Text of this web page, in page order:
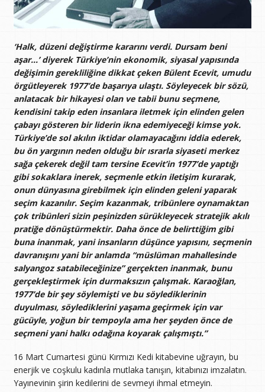
‘Halk, düzeni değiştirme kararını verdi. Dursam beni
aşar…’ diyerek Türkiye’nin ekonomik, siyasal yapısında
değişimin gerekliliğine dikkat çeken Bülent Ecevit, umudu
örgütleyerek 1977’de başarıya ulaştı. Söyleyecek bir sözü,
anlatacak bir hikayesi olan ve tabii bunu seçmene,
kendisini takip eden insanlara iletmek için elinden gelen
çabayı gösteren bir liderin ikna edemiyeceği kimse yok.
Türkiye’de sol akılın iktidar olamayacağını iddia ederek,
bu ön yargının neden olduğu bir ısrarla siyaseti merkez
sağa çekerek değil tam tersine Ecevit’in 1977’de yaptığı
gibi sokaklara inerek, seçmenle etkin iletişim kurarak,
onun dünyasına girebilmek için elinden geleni yaparak
seçim kazanılır. Seçim kazanmak, tribünlere oynamaktan
çok tribünleri sizin peşinizden sürükleyecek stratejik akılı
pratiğe dönüştürmektir. Daha önce de belirttiğim gibi
buna inanmak, yani insanların düşünce yapısını, seçmenin
davranışını yani bir anlamda “müslüman mahallesinde
salyangoz satabileceğinize” gerçekten inanmak, bunu
gerçekleştirmek için durmaksızın çalışmak. Karaoğlan,
1977’de bir şey söylemişti ve bu söylediklerinin
duyulması, söylediklerini yaşama geçirmek için var
gücüyle, yoğun bir tempoyla ama her şeyden önce de
seçmeni yani halkı odağına koyarak çalışmıştı.”
16 Mart Cumartesi günü Kırmızı Kedi kitabevine uğrayın, bu
enerjik ve coşkulu kadınla mutlaka tanışın, kitabınızı imzalatın.
Yayınevinin şirin kedilerini de sevmeyi ihmal etmeyin.